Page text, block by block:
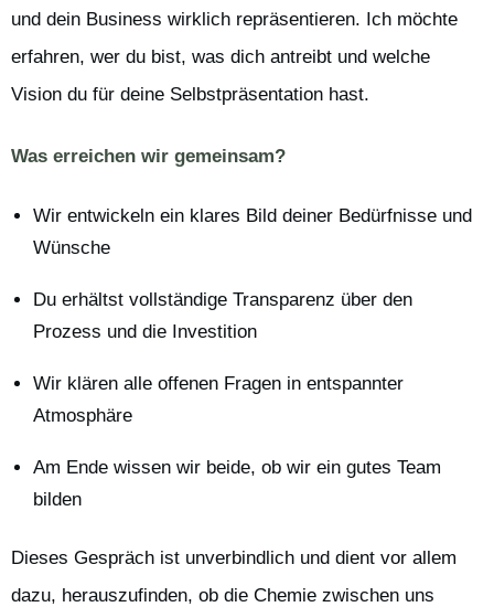
und dein Business wirklich repräsentieren. Ich möchte
erfahren, wer du bist, was dich antreibt und welche
Vision du für deine Selbstpräsentation hast.
Was erreichen wir gemeinsam?
Wir entwickeln ein klares Bild deiner Bedürfnisse und
Wünsche
Du erhältst vollständige Transparenz über den
Prozess und die Investition
Wir klären alle offenen Fragen in entspannter
Atmosphäre
Am Ende wissen wir beide, ob wir ein gutes Team
bilden
Dieses Gespräch ist unverbindlich und dient vor allem
dazu, herauszufinden, ob die Chemie zwischen uns